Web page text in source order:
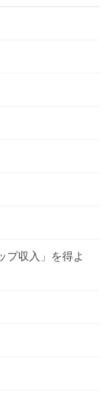
プ収入」を得よ